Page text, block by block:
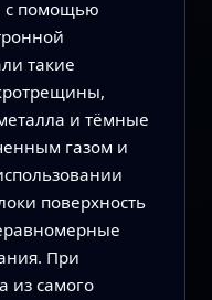
с помощью
такие
и тёмные
газом и
поверхность
При
из самого